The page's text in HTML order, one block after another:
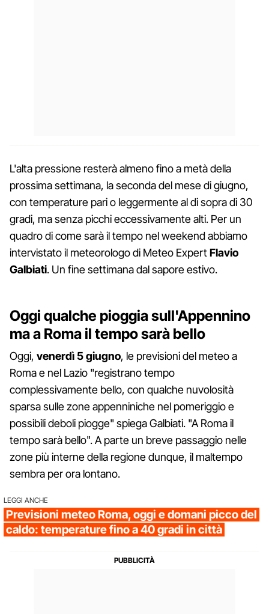
L'alta pressione resterà almeno fino a metà della
prossima settimana, la seconda del mese di giugno,
con temperature pari o leggermente al di sopra di 30
gradi, ma senza picchi eccessivamente alti. Per un
quadro di come sarà il tempo nel weekend abbiamo
intervistato il meteorologo di Meteo ExpertFlavio
Galbiati. Un fine settimana dal sapore estivo.
Oggi qualche pioggia sull'Appennino
ma a Roma il tempo sarà bello
Oggi, venerdì 5 giugno, le previsioni del meteo a
Roma e nel Lazio "registrano tempo
complessivamente bello, con qualche nuvolosità
sparsa sulle zone appenniniche nel pomeriggio e
possibili deboli piogge" spiega Galbiati. "A Roma il
tempo sarà bello". A parte un breve passaggio nelle
zone più interne della regione dunque, il maltempo
sembra per ora lontano.
LEGGI ANCHE
Previsioni meteo Roma, oggi e domani picco del
caldo: temperature fino a 40 gradi in città